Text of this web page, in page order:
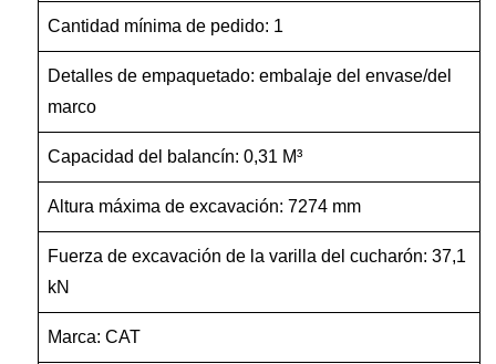
Cantidad mínima de pedido: 1
Detalles de empaquetado: embalaje del envase/del
marco
Capacidad del balancín: 0,31 M³
Altura máxima de excavación: 7274 mm
Fuerza de excavación de la varilla del cucharón: 37,1
kN
Marca: CAT